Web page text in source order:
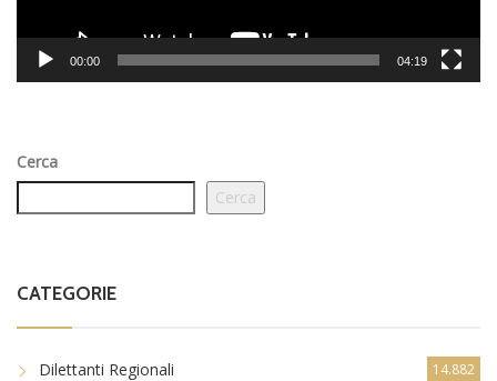
00:00 04:19
Cerca
Cerca
CATEGORIE
Dilettanti Regionali 14.882